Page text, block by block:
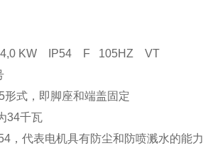
KW IP54 F 105HZ VT
形式，即脚座和端盖固定
34千瓦
，代表电机具有防尘和防喷溅水的能力